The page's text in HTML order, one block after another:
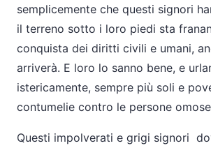
semplicemente che questi signori
il terreno sotto i loro piedi sta
conquista dei diritti civili e umani,
arriverà. E loro lo sanno bene, e
istericamente, sempre più soli e
contumelie contro le persone
Questi impolverati e grigi signori